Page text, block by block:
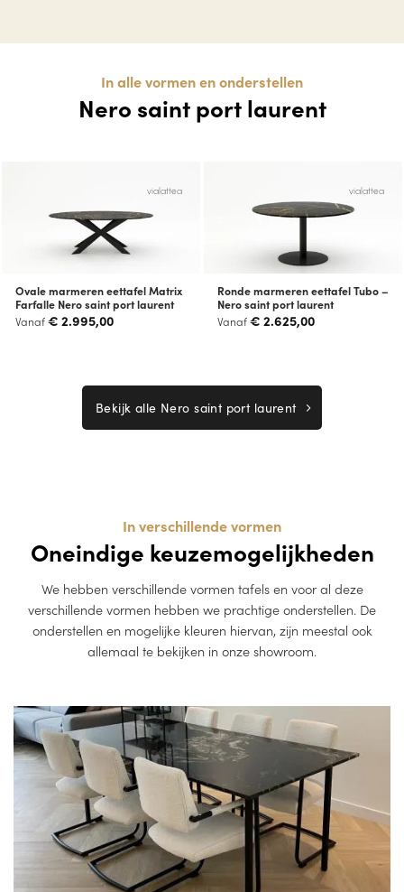
In alle vormen en onderstellen
Nero saint port laurent
Ovale marmeren eettafel Matrix
Farfalle Nero saint port laurent
Vanaf€ 2.995,00
vialattea
Ronde marmeren eettafel Tubo –
Nero saint port laurent
Vanaf€ 2.625,00
vialattea
Bekijk alle Nero saint port laurent
In verschillende vormen
Oneindige keuzemogelijkheden
We hebben verschillende vormen tafels en voor al deze
verschillende vormen hebben we prachtige onderstellen. De
onderstellen en mogelijke kleuren hiervan, zijn meestal ook
allemaal te bekijken in onze showroom.